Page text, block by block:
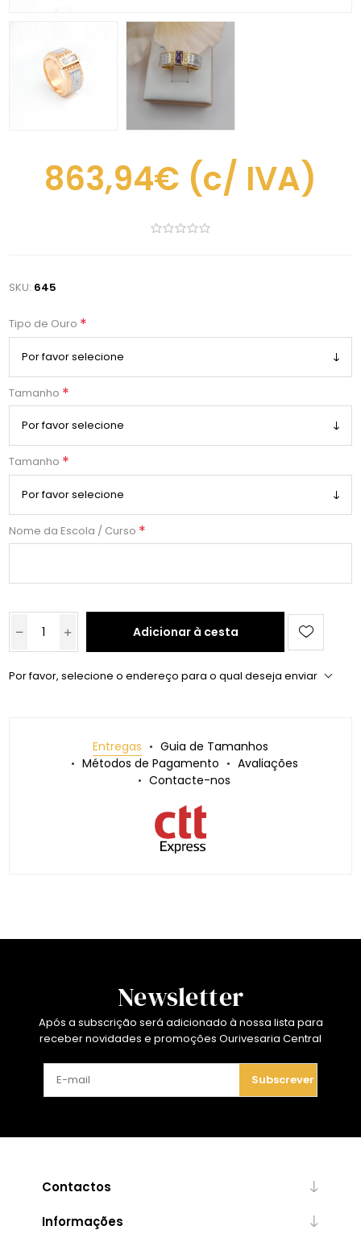
863,94€ (c/ IVA)
SKU: 645
Tipo de Ouro *
Tamanho *
Tamanho *
Nome da Escola / Curso *
Adicionar à cesta
Por favor, selecione o endereço para o qual deseja enviar
Entregas
Guia de Tamanhos
Métodos de Pagamento
Avaliações
Contacte-nos
Newsletter
Após a subscrição será adicionado à nossa lista para
receber novidades e promoções Ourivesaria Central
Subscrever
Contactos
Informações